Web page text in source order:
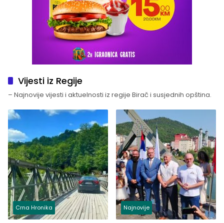
Vijesti iz Regije
– Najnovije vijesti i aktuelnosti iz regije Birač i susjednih opština.
Crna Hronika Najnovije